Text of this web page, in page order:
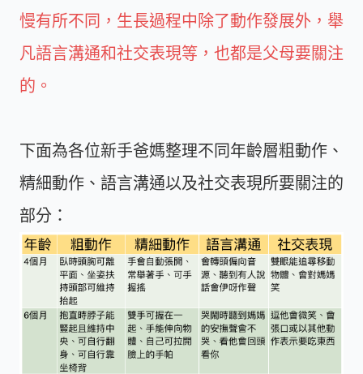
慢有所不同，生長過程中除了動作發展外，舉
凡語言溝通和社交表現等，也都是父母要關注
的。
下面為各位新手爸媽整理不同年齡層粗動作、
精細動作、語言溝通以及社交表現所要關注的
部分：